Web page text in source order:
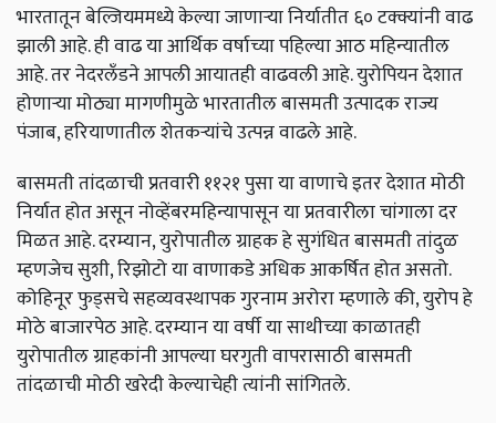
भारतातून बेल्जियममध्ये केल्या जाणाऱ्या निर्यातीत ६० टक्क्यांनी वाढ
झाली आहे. ही वाढ या आर्थिक वर्षाच्या पहिल्या आठ महिन्यातील
आहे. तर नेदरलँडने आपली आयातही वाढवली आहे. युरोपियन देशात
होणाऱ्या मोठ्या मागणीमुळे भारतातील बासमती उत्पादक राज्य
पंजाब, हरियाणातील शेतकऱ्यांचे उत्पन्न वाढले आहे.
बासमती तांदळाची प्रतवारी ११२१ पुसा या वाणाचे इतर देशात मोठी
निर्यात होत असून नोव्हेंबरमहिन्यापासून या प्रतवारीला चांगाला दर
मिळत आहे. दरम्यान, युरोपातील ग्राहक हे सुगंधित बासमती तांदुळ
म्हणजेच सुशी, रिझोटो या वाणाकडे अधिक आकर्षित होत असतो.
कोहिनूर फुड्सचे सहव्यवस्थापक गुरनाम अरोरा म्हणाले की, युरोप हे
मोठे बाजारपेठ आहे. दरम्यान या वर्षी या साथीच्या काळातही
युरोपातील ग्राहकांनी आपल्या घरगुती वापरासाठी बासमती
तांदळाची मोठी खरेदी केल्याचेही त्यांनी सांगितले.